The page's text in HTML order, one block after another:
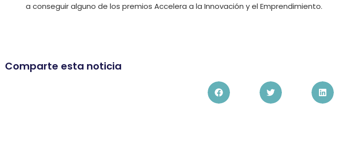
a conseguir alguno de los premios Accelera a la Innovación y el Emprendimiento.
Comparte esta noticia